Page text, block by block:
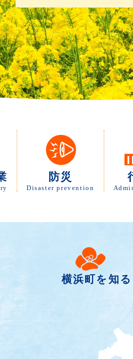
防災
Disaster prevention
横浜町を知る